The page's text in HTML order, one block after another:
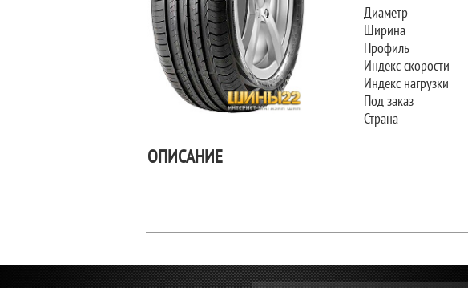
Диаметр
Ширина
Профиль
Индекс скорости
Индекс нагрузки
Под заказ
Страна
ОПИСАНИЕ